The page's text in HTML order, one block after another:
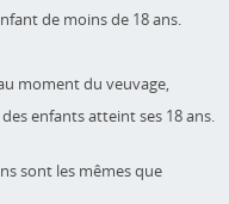
de moins de 18 ans.
moment du veuvage,
enfants atteint ses 18 ans.
sont les mêmes que